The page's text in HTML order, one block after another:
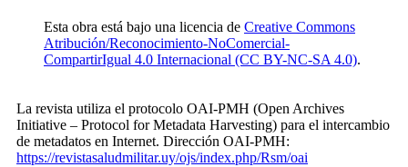
Esta obra está bajo una licencia de Creative Commons
Atribución/Reconocimiento-NoComercial-
CompartirIgual 4.0 Internacional (CC BY-NC-SA 4.0).
La revista utiliza el protocolo OAI-PMH (Open Archives
Initiative – Protocol for Metadata Harvesting) para el intercambio
de metadatos en Internet. Dirección OAI-PMH:
https://revistasaludmilitar.uy/ojs/index.php/Rsm/oai